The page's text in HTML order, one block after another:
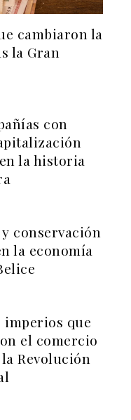
cambiaron la
la Gran
con
la historia
conservación
la economía
imperios que
el comercio
Revolución